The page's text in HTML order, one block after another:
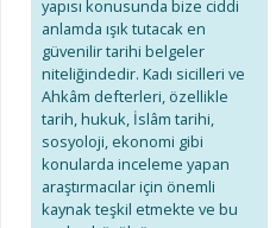
yapısı konusunda bize ciddi
anlamda ışık tutacak en
güvenilir tarihi belgeler
niteliğindedir. Kadı sicilleri ve
Ahkâm defterleri, özellikle
tarih, hukuk, İslâm tarihi,
sosyoloji, ekonomi gibi
konularda inceleme yapan
araştırmacılar için önemli
kaynak teşkil etmekte ve bu